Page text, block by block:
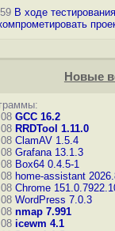
В ходе
Новые
GCC 16.2
RRDTool 1.11.0
ClamAV 1.5.4
Grafana 13.1.3
Box64 0.4.5-1
home-assistant
Chrome
WordPress 7.0.3
nmap 7.991
icewm 4.1